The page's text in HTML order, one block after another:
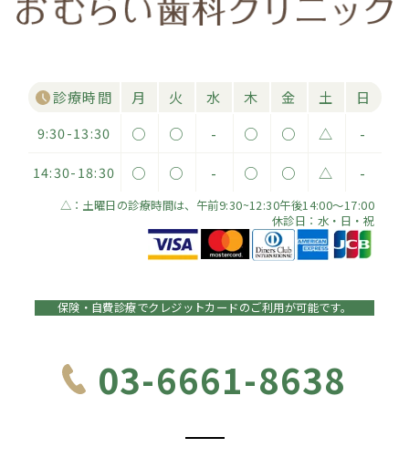
診療時間 月 火 水 木 金 土 日
9:30-13:30 ○ ○ - ○ ○ △ -
14:30-18:30 ○ ○ - ○ ○ △ -
△：土曜日の診療時間は、午前9:30~12:30午後14:00～17:00
休診日：水・日・祝
保険・自費診療でクレジットカードのご利用が可能です。
03-6661-8638